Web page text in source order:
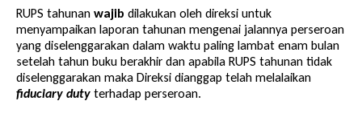
RUPS tahunan wajib dilakukan oleh direksi untuk
menyampaikan laporan tahunan mengenai jalannya perseroan
yang diselenggarakan dalam waktu paling lambat enam bulan
setelah tahun buku berakhir dan apabila RUPS tahunan tidak
diselenggarakan maka Direksi dianggap telah melalaikan
fiduciary duty terhadap perseroan.